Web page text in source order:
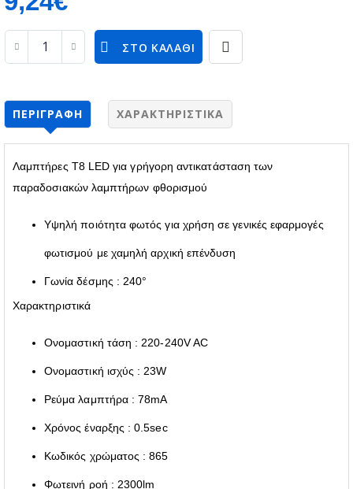
ΣΤΟ ΚΑΛΆΘΙ
ΠΕΡΙΓΡΑΦΉ ΧΑΡΑΚΤΗΡΙΣΤΙΚΆ
Λαμπτήρες T8 LED για γρήγορη αντικατάσταση των
παραδοσιακών λαμπτήρων φθορισμού
Υψηλή ποιότητα φωτός για χρήση σε γενικές εφαρμογές
φωτισμού με χαμηλή αρχική επένδυση
Γωνία δέσμης : 240°
Χαρακτηριστικά
Ονομαστική τάση : 220-240V AC
Ονομαστική ισχύς : 23W
Ρεύμα λαμπτήρα : 78mA
Χρόνος έναρξης : 0.5sec
Κωδικός χρώματος : 865
Φωτεινή ροή : 2300lm